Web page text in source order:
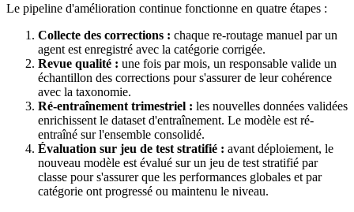
Le pipeline d'amélioration continue fonctionne en quatre étapes :
Collecte des corrections : chaque re-routage manuel par un
agent est enregistré avec la catégorie corrigée.
Revue qualité : une fois par mois, un responsable valide un
échantillon des corrections pour s'assurer de leur cohérence
avec la taxonomie.
Ré-entraînement trimestriel : les nouvelles données validées
enrichissent le dataset d'entraînement. Le modèle est ré-
entraîné sur l'ensemble consolidé.
Évaluation sur jeu de test stratifié : avant déploiement, le
nouveau modèle est évalué sur un jeu de test stratifié par
classe pour s'assurer que les performances globales et par
catégorie ont progressé ou maintenu le niveau.